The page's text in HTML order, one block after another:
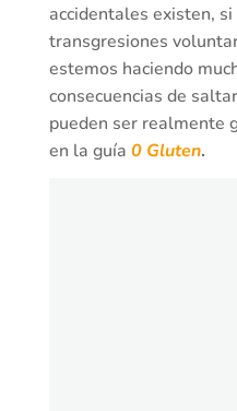
accidentales existen,
transgresiones
estemos haciendo
consecuencias de
pueden ser realmente
en la guía 0 Gluten.